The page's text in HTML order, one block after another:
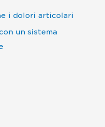
i dolori articolari
un sistema